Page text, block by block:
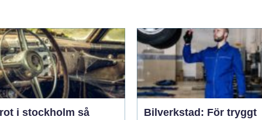
i stockholm så
Bilverkstad: För tryggt